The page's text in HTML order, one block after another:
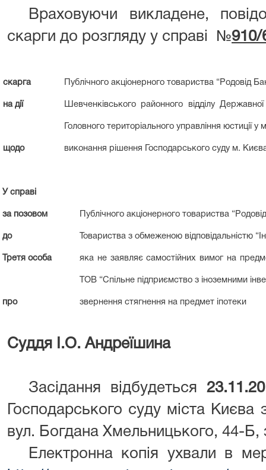
Враховуючи викладене,
скарги до розгляду у справі №910/
скарга Публічного акціонерного товариства “Родовід
на дії Шевченківського районного відділу
Головного територіального управління юстиції у
щодо виконання рішення Господарського суду м.
У справі
за позовом Публічного акціонерного товариства
до Товариства з обмеженою відповідальністю
Третя особа яка не заявляє самостійних вимог на
ТОВ “Спільне підприємство з іноземними
про звернення стягнення на предмет іпотеки
Суддя І.О. Андреїшина
Засідання відбудеться
Господарського суду міста
вул. Богдана Хмельницького, 44-
Електронна копія ухвали в